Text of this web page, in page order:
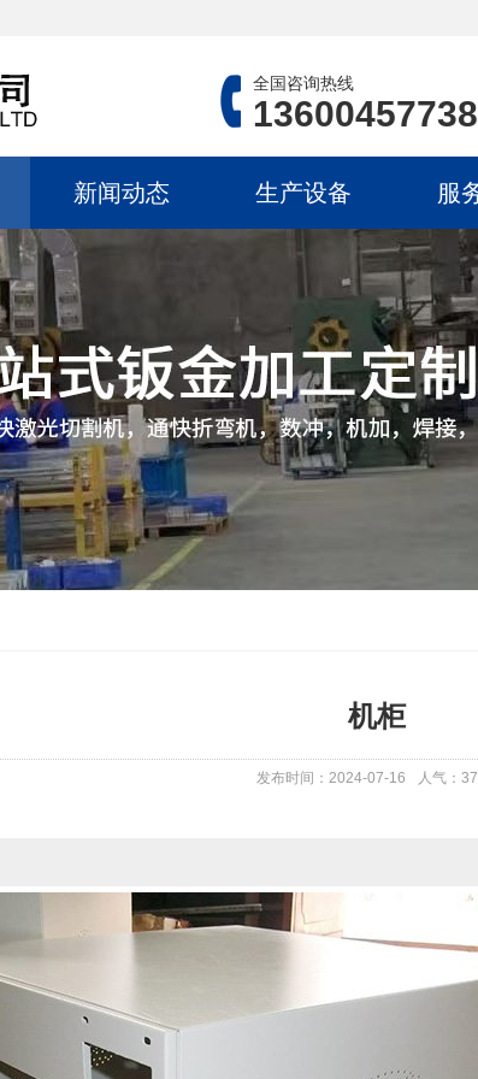
全国咨询热线
13600457738
新闻动态 生产设备 服
机柜
发布时间：2024-07-16 人气：